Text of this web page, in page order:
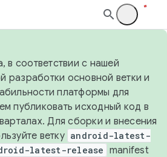
в соответствии с нашей
разработки основной ветки и
платформы для
публиковать исходный код в
Для сборки и внесения
ветку android-latest-
latest-release manifest